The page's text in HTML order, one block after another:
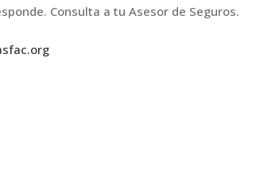
Consulta a tu Asesor de Seguros.